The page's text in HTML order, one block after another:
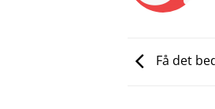
Få det